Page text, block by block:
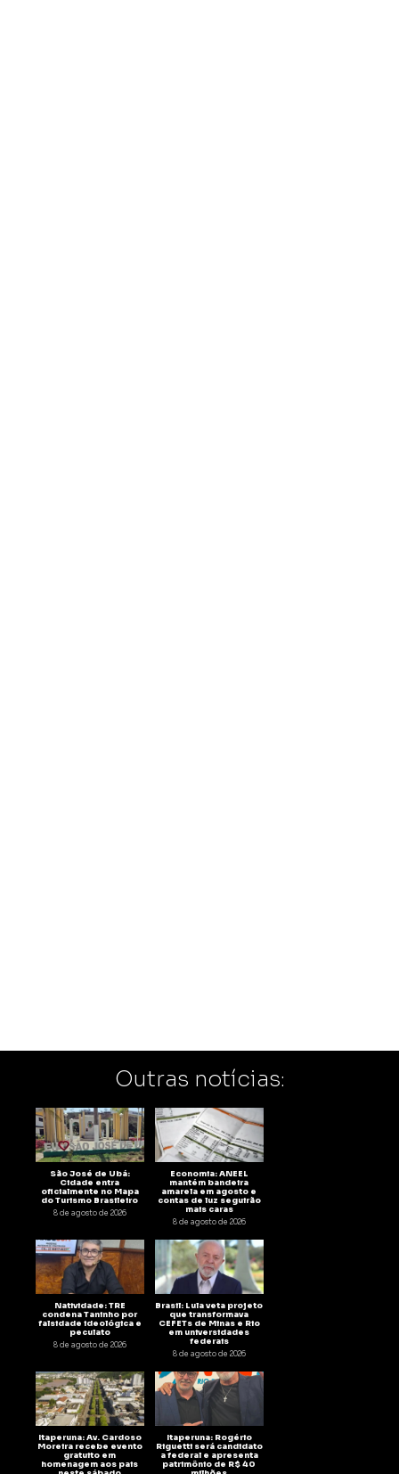
Outras notícias:
São José de Ubá:
Cidade entra
oficialmente no Mapa
do Turismo Brasileiro
8 de agosto de 2026
Economia: ANEEL
mantém bandeira
amarela em agosto e
contas de luz seguirão
mais caras
8 de agosto de 2026
Natividade: TRE
condena Taninho por
falsidade ideológica e
peculato
8 de agosto de 2026
Brasil: Lula veta projeto
que transformava
CEFETs de Minas e Rio
em universidades
federais
8 de agosto de 2026
Itaperuna: Av. Cardoso
Moreira recebe evento
gratuito em
homenagem aos pais
Itaperuna: Rogério
Riguetti será candidato
a federal e apresenta
patrimônio de R$ 40